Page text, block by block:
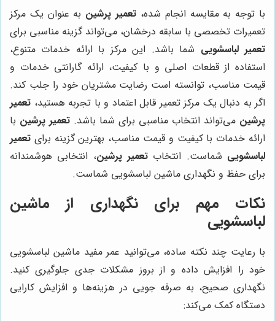
با توجه به مقایسه انجام شده، تعمیر پرشین به عنوان یک مرکز
تعمیرات تخصصی با سابقه درخشان، می‌تواند گزینه مناسبی برای
تعمیر لباسشویی شما باشد. این مرکز با ارائه خدمات متنوع،
استفاده از قطعات اصلی و با کیفیت، ارائه گارانتی خدمات و
قیمت مناسب، توانسته است رضایت مشتریان خود را جلب کند.
اگر به دنبال یک مرکز تعمیر قابل اعتماد و با تجربه هستید، تعمیر
پرشین می‌تواند انتخاب مناسبی برای شما باشد. تعمیر پرشین با
ارائه خدمات با کیفیت و قیمت مناسب، بهترین گزینه برای تعمیر
لباسشویی شماست. انتخاب تعمیر پرشین، انتخابی هوشمندانه
برای حفظ و نگهداری ماشین لباسشویی شماست.
نکات مهم برای نگهداری از ماشین
لباسشویی
با رعایت چند نکته ساده، می‌توانید عمر مفید ماشین لباسشویی
خود را افزایش داده و از بروز مشکلات جدی جلوگیری کنید.
نگهداری صحیح، به صرفه جویی در هزینه‌ها و افزایش کارایی
دستگاه کمک می‌کند: